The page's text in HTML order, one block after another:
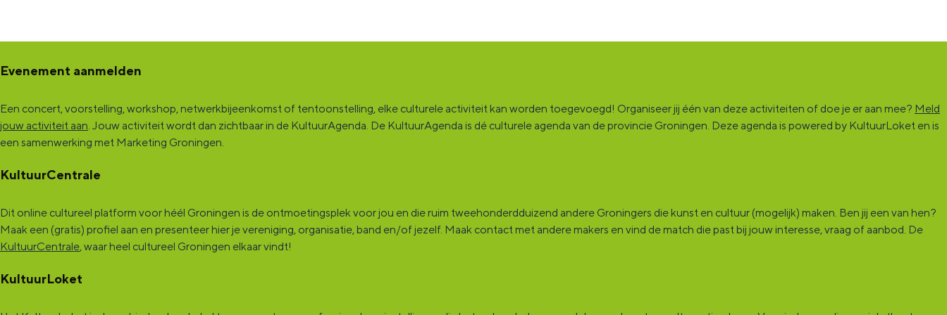
Evenement aanmelden
Een concert, voorstelling, workshop, netwerkbijeenkomst of tentoonstelling, elke culturele activiteit kan worden toegevoegd! Organiseer jij één van deze activiteiten of doe je er aan mee? Meld
jouw activiteit aan. Jouw activiteit wordt dan zichtbaar in de KultuurAgenda. De KultuurAgenda is dé culturele agenda van de provincie Groningen. Deze agenda is powered by KultuurLoket en is
een samenwerking met Marketing Groningen.
KultuurCentrale
Dit online cultureel platform voor héél Groningen is de ontmoetingsplek voor jou en die ruim tweehonderdduizend andere Groningers die kunst en cultuur (mogelijk) maken. Ben jij een van hen?
Maak een (gratis) profiel aan en presenteer hier je vereniging, organisatie, band en/of jezelf. Maak contact met andere makers en vind de match die past bij jouw interesse, vraag of aanbod. De
KultuurCentrale, waar heel cultureel Groningen elkaar vindt!
KultuurLoket